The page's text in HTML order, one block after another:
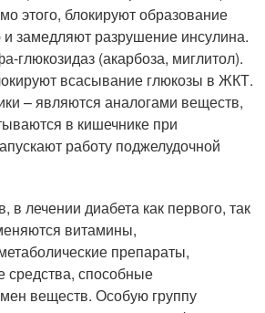
этого, блокируют образование
замедляют разрушение инсулина.
глюкозидаз (акарбоза, миглитол).
всасывание глюкозы в ЖКТ.
– являются аналогами веществ,
в кишечнике при
работу поджелудочной
в лечении диабета как первого, так
витамины,
препараты,
средства, способные
веществ. Особую группу